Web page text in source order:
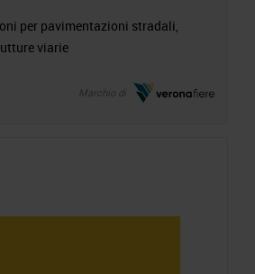
per pavimentazioni stradali,
viarie
Marchio di